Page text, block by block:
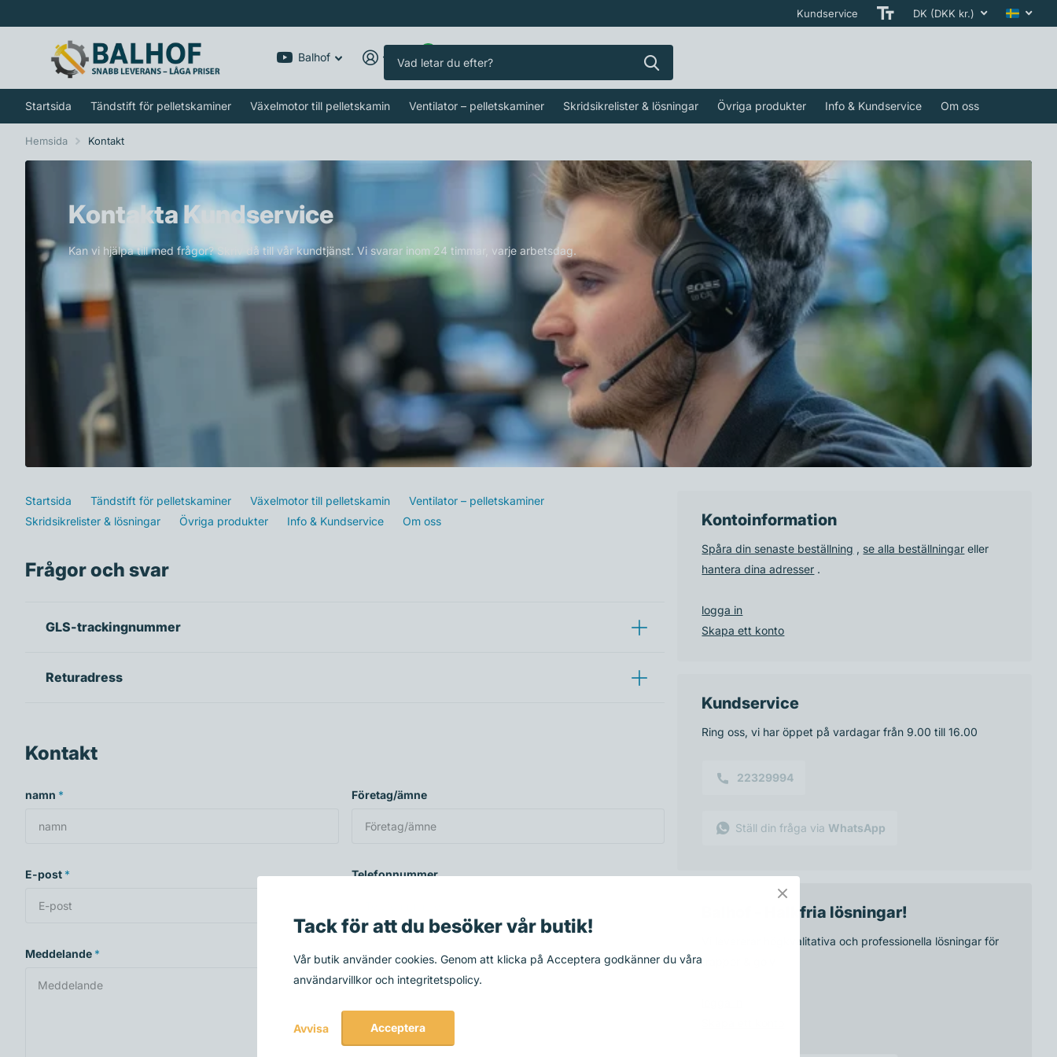
Kundservice DK (DKK kr.)
Balhof
Startsida Tändstift för pelletskaminer Växelmotor till pelletskamin Ventilator – pelletskaminer Skridsikrelister & lösningar Övriga produkter Info & Kundservice Om oss
Hemsida Kontakt
Kontakta Kundservice
Kan vi hjälpa till med frågor? Skriv då till vår kundtjänst. Vi svarar inom 24 timmar, varje arbetsdag.
Startsida Tändstift för pelletskaminer Växelmotor till pelletskamin
Ventilator – pelletskaminer
Skridsikrelister & lösningar
Övriga produkter Info & Kundservice Om oss
Frågor och svar
GLS-trackingnummer
Returadress
Kontakt
namn * Företag/ämne
E-post * Telefonnummer
Meddelande *
Kontoinformation
Spåra din senaste beställning , se alla beställningar eller
hantera dina adresser .
logga in
Skapa ett konto
Kundservice
Ring oss, vi har öppet på vardagar från 9.00 till 16.00
22329994
Ställ din fråga viaWhatsApp
Balhof - Halkfria lösningar!
Vi levererar högkvalitativa och professionella lösningar för
Tack för att du besöker vår butik!
Vår butik använder cookies. Genom att klicka på Acceptera godkänner du våra
användarvillkor och integritetspolicy.
Avvisa Acceptera